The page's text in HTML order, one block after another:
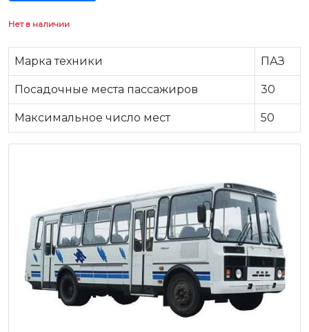
Нет в наличии
Марка техники ПАЗ
Посадочные места пассажиров 30
Максимальное число мест 50